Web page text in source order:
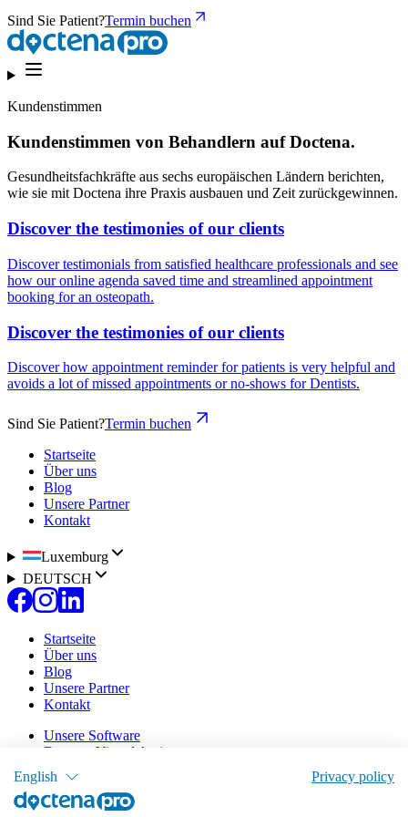
English Privacy policy
Sind Sie Patient?Termin buchen
Kundenstimmen
Kundenstimmen von Behandlern auf Doctena.
Gesundheitsfachkräfte aus sechs europäischen Ländern berichten,
wie sie mit Doctena ihre Praxis ausbauen und Zeit zurückgewinnen.
Discover the testimonies of our clients
Discover testimonials from satisfied healthcare professionals and see
how our online agenda saved time and streamlined appointment
booking for an osteopath.
Discover the testimonies of our clients
Discover how appointment reminder for patients is very helpful and
avoids a lot of missed appointments or no-shows for Dentists.
Sind Sie Patient?Termin buchen
Startseite
Über uns
Blog
Unsere Partner
Kontakt
Luxemburg
DEUTSCH
Startseite
Über uns
Blog
Unsere Partner
Kontakt
Unsere Software
Doctena Virtual Assistant
Patientenportal
Online-Agenda